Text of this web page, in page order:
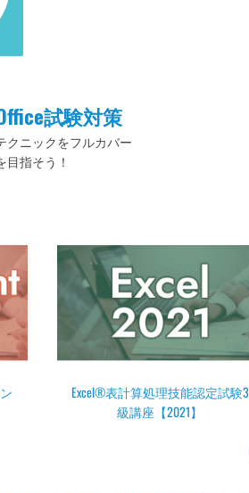
試験対策
クニックをフルカバー
目指そう！
3
Excel®表計算処理技能認定試験2
級講座【2021】